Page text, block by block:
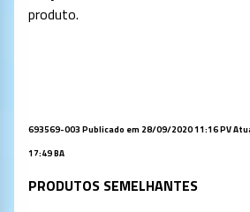
produto.
693569-003 Publicado em 28/09/2020 11:16 PV
17:49 BA
PRODUTOS SEMELHANTES